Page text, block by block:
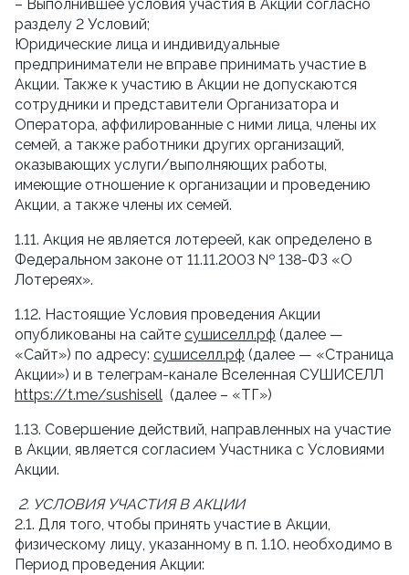
– Выполнившее условия участия в Акции согласно
разделу 2 Условий;
Юридические лица и индивидуальные
предприниматели не вправе принимать участие в
Акции. Также к участию в Акции не допускаются
сотрудники и представители Организатора и
Оператора, аффилированные с ними лица, члены их
семей, а также работники других организаций,
оказывающих услуги/выполняющих работы,
имеющие отношение к организации и проведению
Акции, а также члены их семей.
1.11. Акция не является лотереей, как определено в
Федеральном законе от 11.11.2003 № 138-ФЗ «О
Лотереях».
1.12. Настоящие Условия проведения Акции
опубликованы на сайте сушиселл.рф (далее —
«Сайт») по адресу: сушиселл.рф (далее — «Страница
https://t.me/sushisell (далее – «ТГ»)
1.13. Совершение действий, направленных на участие
в Акции, является согласием Участника с Условиями
Акции.
2. УСЛОВИЯ УЧАСТИЯ В АКЦИИ
2.1. Для того, чтобы принять участие в Акции,
физическому лицу, указанному в п. 1.10. необходимо в
Период проведения Акции: